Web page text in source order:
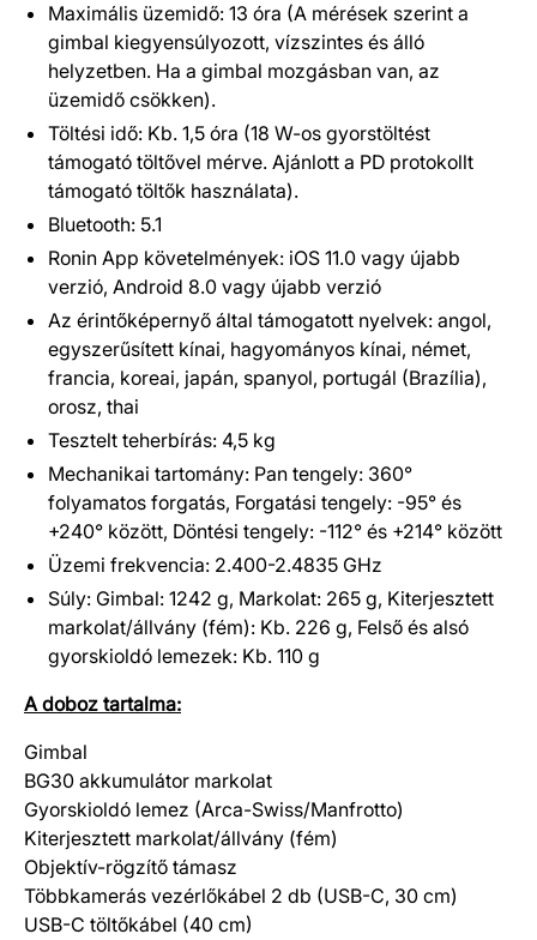
Maximális üzemidő: 13 óra (A mérések szerint a
gimbal kiegyensúlyozott, vízszintes és álló
helyzetben. Ha a gimbal mozgásban van, az
üzemidő csökken).
Töltési idő: Kb. 1,5 óra (18 W-os gyorstöltést
támogató töltővel mérve. Ajánlott a PD protokollt
támogató töltők használata).
Bluetooth: 5.1
Ronin App követelmények: iOS 11.0 vagy újabb
verzió, Android 8.0 vagy újabb verzió
Az érintőképernyő által támogatott nyelvek: angol,
egyszerűsített kínai, hagyományos kínai, német,
francia, koreai, japán, spanyol, portugál (Brazília),
orosz, thai
Tesztelt teherbírás: 4,5 kg
Mechanikai tartomány: Pan tengely: 360°
folyamatos forgatás, Forgatási tengely: -95° és
+240° között, Döntési tengely: -112° és +214° között
Üzemi frekvencia: 2.400-2.4835 GHz
Súly: Gimbal: 1242 g, Markolat: 265 g, Kiterjesztett
markolat/állvány (fém): Kb. 226 g, Felső és alsó
gyorskioldó lemezek: Kb. 110 g
A doboz tartalma:
Gimbal
BG30 akkumulátor markolat
Gyorskioldó lemez (Arca-Swiss/Manfrotto)
Kiterjesztett markolat/állvány (fém)
Objektív-rögzítő támasz
Többkamerás vezérlőkábel 2 db (USB-C, 30 cm)
USB-C töltőkábel (40 cm)